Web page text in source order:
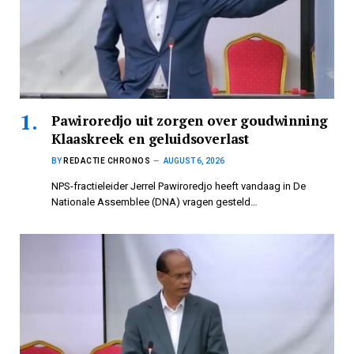
Pawiroredjo uit zorgen over goudwinning
Klaaskreek en geluidsoverlast
BY REDACTIE CHRONOS AUGUST 6, 2026
NPS-fractieleider Jerrel Pawiroredjo heeft vandaag in De
Nationale Assemblee (DNA) vragen gesteld…